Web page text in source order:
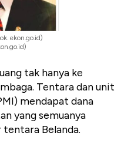
ekon.go.id)
tak hanya ke
Tentara dan unit
mendapat dana
yang semuanya
Belanda.